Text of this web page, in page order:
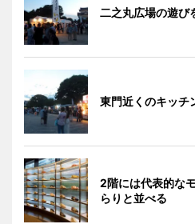
二之丸広場の遊び
東門近くのキッチ
2階には代表的な
らりと並べる